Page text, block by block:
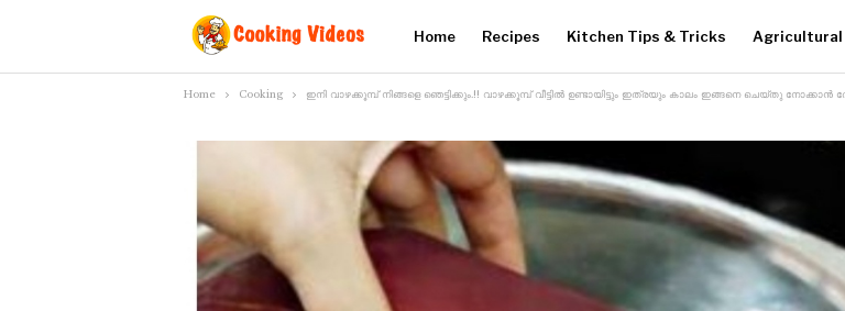
Home Recipes Kitchen Tips & Tricks Agricultural
Home Cooking ഇനി വാഴക്കൂമ്പ് നിങ്ങളെ ഞെട്ടിക്കും.!! വാഴക്കൂമ്പ് വീട്ടിൽ ഉണ്ടായിട്ടും ഇത്രയും കാലം ഇങ്ങനെ ചെയ്തു നോക്കാൻ